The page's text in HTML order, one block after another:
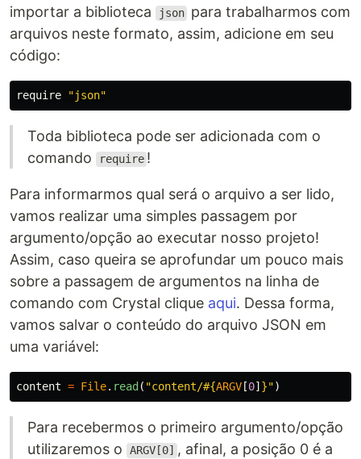
importar a biblioteca
json para trabalharmos com
arquivos neste formato, assim, adicione em seu
código:
require "json"
Toda biblioteca pode ser adicionada com o
comando
require !
Para informarmos qual será o arquivo a ser lido,
vamos realizar uma simples passagem por
argumento/opção ao executar nosso projeto!
Assim, caso queira se aprofundar um pouco mais
sobre a passagem de argumentos na linha de
comando com Crystal clique aqui. Dessa forma,
vamos salvar o conteúdo do arquivo JSON em
uma variável:
content = File. read ( "content/#{ARGV [0] }")
Para recebermos o primeiro argumento/opção
utilizaremos o
ARGV[0] , afinal, a posição 0 é a